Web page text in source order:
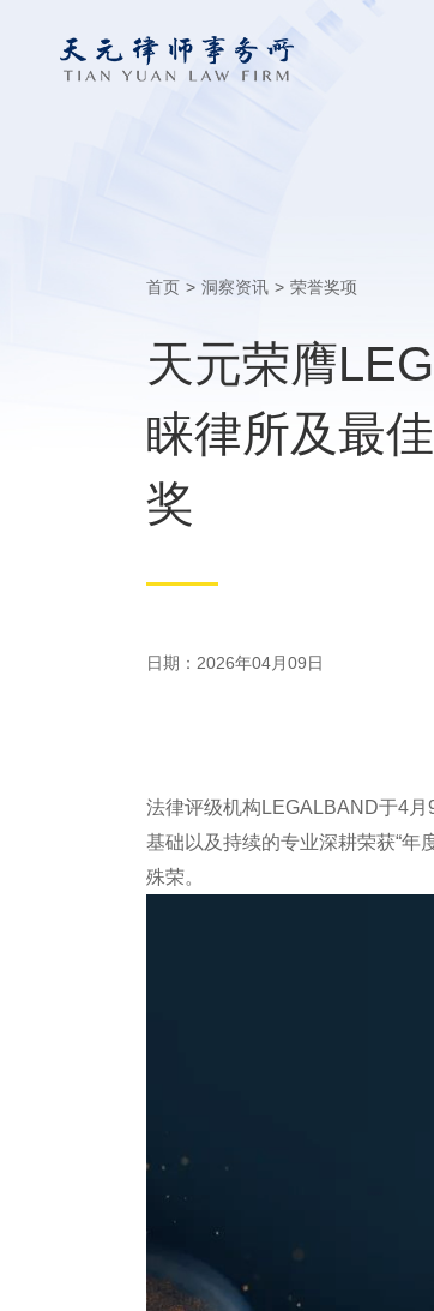
首页 > 洞察资讯 > 荣誉奖项
天元荣膺
睐律所及最
奖
日期：2026年04月09日
法律评级机构LEGALBAND于4
基础以及持续的专业深耕荣获“年
殊荣。